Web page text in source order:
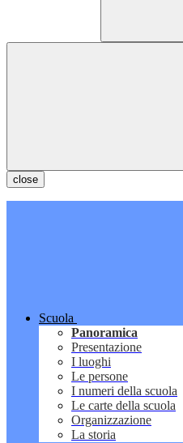
close
Scuola
Panoramica
Presentazione
I luoghi
Le persone
I numeri della scuola
Le carte della scuola
Organizzazione
La storia